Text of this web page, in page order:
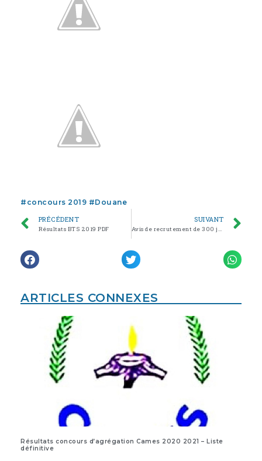
# concours 2019 #Douane
PRÉCÉDENT
Résultats BTS 2019 PDF
SUIVANT
Avis de recrutement de 300 jeunes camerounais en vue de leur formation dans les métiers portuaires filières du PAJER-U
ARTICLES CONNEXES
Résultats concours d’agrégation Cames 2020 2021 – Liste
définitive